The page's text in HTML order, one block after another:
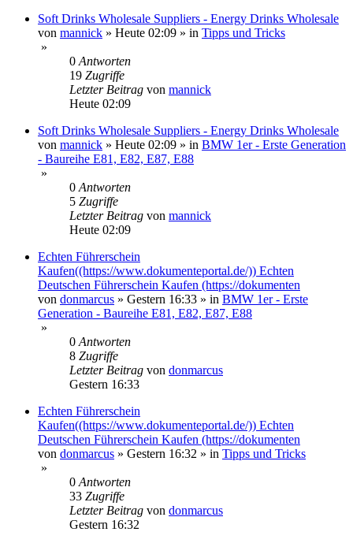
Soft Drinks Wholesale Suppliers - Energy Drinks Wholesale
von mannick » Heute 02:09 » in Tipps und Tricks
»
0 Antworten
19 Zugriffe
Letzter Beitrag von mannick
Heute 02:09
Soft Drinks Wholesale Suppliers - Energy Drinks Wholesale
von mannick » Heute 02:09 » in BMW 1er - Erste Generation
- Baureihe E81, E82, E87, E88
»
0 Antworten
5 Zugriffe
Letzter Beitrag von mannick
Heute 02:09
Echten Führerschein
Kaufen((https://www.dokumenteportal.de/)) Echten
Deutschen Führerschein Kaufen (https://dokumenten
von donmarcus » Gestern 16:33 » in BMW 1er - Erste
Generation - Baureihe E81, E82, E87, E88
»
0 Antworten
8 Zugriffe
Letzter Beitrag von donmarcus
Gestern 16:33
Echten Führerschein
Kaufen((https://www.dokumenteportal.de/)) Echten
Deutschen Führerschein Kaufen (https://dokumenten
von donmarcus » Gestern 16:32 » in Tipps und Tricks
»
0 Antworten
33 Zugriffe
Letzter Beitrag von donmarcus
Gestern 16:32